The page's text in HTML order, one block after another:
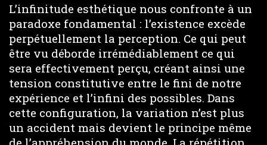
L’infinitude esthétique nous confronte à un
paradoxe fondamental : l’existence excède
perpétuellement la perception. Ce qui peut
être vu déborde irrémédiablement ce qui
sera effectivement perçu, créant ainsi une
tension constitutive entre le fini de notre
expérience et l’infini des possibles. Dans
cette configuration, la variation n’est plus
un accident mais devient le principe même
de l’appréhension du monde. La répétition